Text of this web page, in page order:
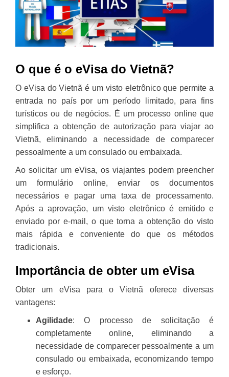
O que é o eVisa do Vietnã?
O eVisa do Vietnã é um visto eletrônico que permite a
entrada no país por um período limitado, para fins
turísticos ou de negócios. É um processo online que
simplifica a obtenção de autorização para viajar ao
Vietnã, eliminando a necessidade de comparecer
pessoalmente a um consulado ou embaixada.
Ao solicitar um eVisa, os viajantes podem preencher
um formulário online, enviar os documentos
necessários e pagar uma taxa de processamento.
Após a aprovação, um visto eletrônico é emitido e
enviado por e-mail, o que torna a obtenção do visto
mais rápida e conveniente do que os métodos
tradicionais.
Importância de obter um eVisa
Obter um eVisa para o Vietnã oferece diversas
vantagens:
Agilidade: O processo de solicitação é
completamente online, eliminando a
necessidade de comparecer pessoalmente a um
consulado ou embaixada, economizando tempo
e esforço.